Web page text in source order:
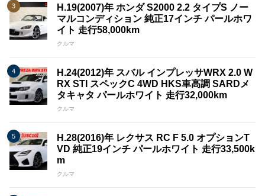
H.19(2007)年 ホンダ S2000 2.2 タイプS ノー
マルコンディション 純正17インチ パールホワ
イト 走行58,000km
クルマ
H.24(2012)年 スバル インプレッサWRX 2.0 W
RX STI スペックC 4WD HKS車高調 SARDメ
タキャタ パールホワイト 走行32,000km
クルマ
H.28(2016)年 レクサス RC F 5.0 オプションT
VD 純正19インチ パールホワイト 走行33,500k
m
クルマ